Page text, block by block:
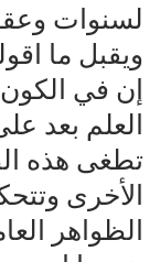
لسنوات
ويقبل ما
إن في
العلم بعد
تطغى هذه
الأخرى
الظواهر